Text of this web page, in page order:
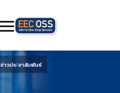
ข่าวประชาสัมพันธ์